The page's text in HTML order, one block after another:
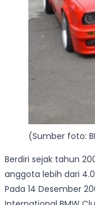
(Sumber foto:
Berdiri sejak tahun
anggota lebih dari
Pada 14 Desember